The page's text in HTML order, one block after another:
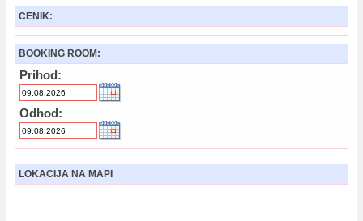
CENIK:
BOOKING ROOM:
Prihod:
Odhod:
LOKACIJA NA MAPI